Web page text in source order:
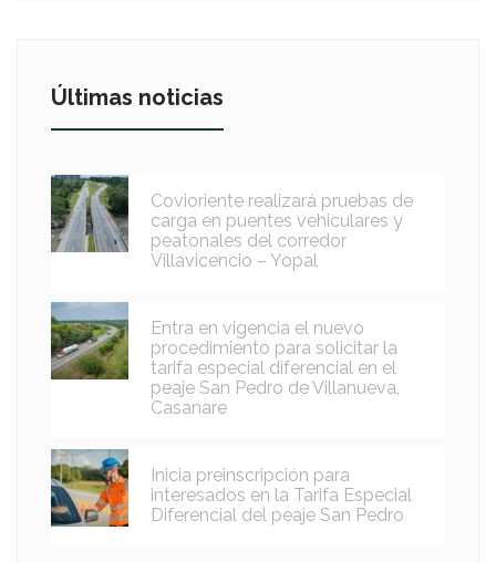
Últimas noticias
Covioriente realizará pruebas de
carga en puentes vehiculares y
peatonales del corredor
Villavicencio – Yopal
Entra en vigencia el nuevo
procedimiento para solicitar la
tarifa especial diferencial en el
peaje San Pedro de Villanueva,
Casanare
Inicia preinscripción para
interesados en la Tarifa Especial
Diferencial del peaje San Pedro